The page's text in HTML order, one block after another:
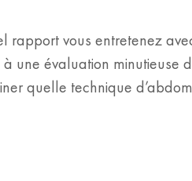
vous entretenez
évaluation minutieuse
quelle technique